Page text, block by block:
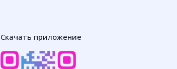
Скачать приложение